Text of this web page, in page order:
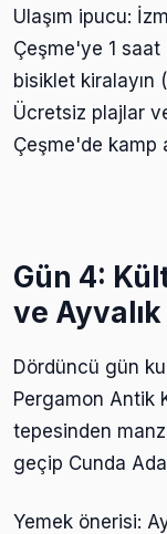
Ulaşım ipucu:
Çeşme'ye 1
bisiklet kiralayın
Ücretsiz plajlar
Çeşme'de kamp
Gün 4:
ve Ayvalık
Dördüncü gün
Pergamon Antik
tepesinden
geçip Cunda
Yemek önerisi: